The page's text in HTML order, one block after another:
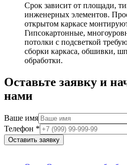
Срок зависит от площади,
инженерных элементов.
открытом каркасе
Гипсокартонные,
потолки с подсветкой
сборки каркаса, обшивки,
обработки.
Оставьте заявку и
нами
Ваше имя
Телефон *
Оставить заявку